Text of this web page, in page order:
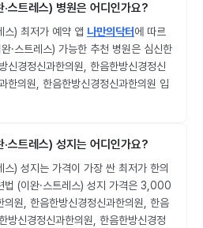
스트레스) 병원은 어디인가요?
스) 최저가 예약 앱 나만의닥터에 따르
·스트레스) 가능한 추천 병원은 심신한
신경정신과한의원, 한음한방신경정신
한의원, 한음한방신경정신과한의원 입
스트레스) 성지는 어디인가요?
스) 성지는 가격이 가장 싼 최저가 한의
법 (이완·스트레스) 성지 가격은 3,000
의원, 한음한방신경정신과한의원, 한음
방신경정신과한의원, 한음한방신경정